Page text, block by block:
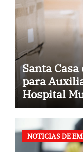
Santa
para
Hospital
(BA)
NOTICIAS DE